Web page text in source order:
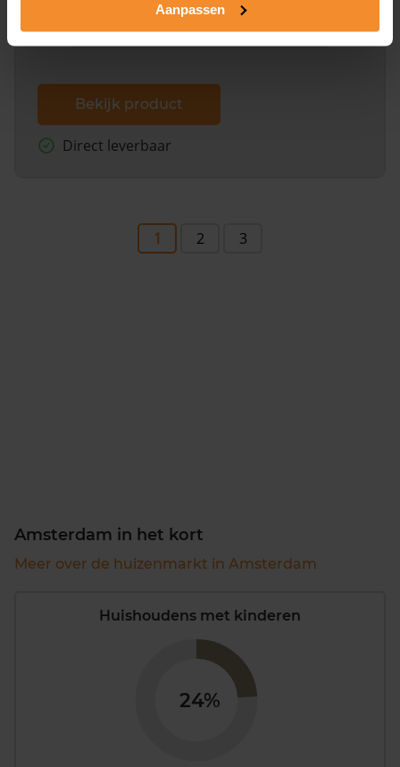
Aanpassen
dit inclusief de luchtfoto!
Bekijk product
Direct leverbaar
1 2 3
Amsterdam in het kort
Meer over de huizenmarkt in Amsterdam
Huishoudens met kinderen
24%